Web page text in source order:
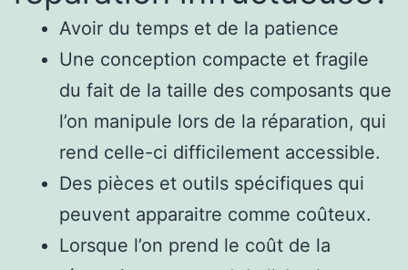
Avoir du temps et de la patience
Une conception compacte et fragile
du fait de la taille des composants que
l’on manipule lors de la réparation, qui
rend celle-ci difficilement accessible.
Des pièces et outils spécifiques qui
peuvent apparaitre comme coûteux.
Lorsque l’on prend le coût de la